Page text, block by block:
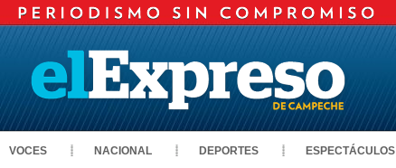
VOCES NACIONAL DEPORTES ESPECTÁCULOS